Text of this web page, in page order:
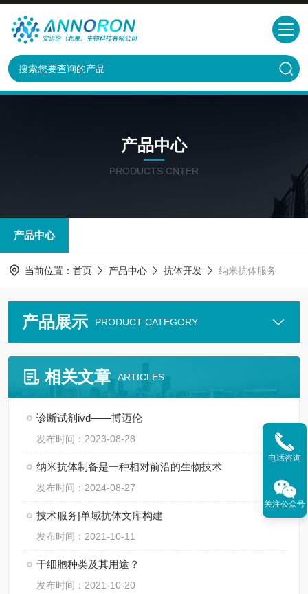
产品中心
PRODUCTS CNTER
产品中心
当前位置： 首页 产品中心 抗体开发 纳米抗体服务
产品展示 PRODUCT CATEGORY
相关文章 ARTICLES
诊断试剂ivd——博迈伦
发布时间：2023-08-28
纳米抗体制备是一种相对前沿的生物技术
发布时间：2024-08-27
技术服务|单域抗体文库构建
发布时间：2021-10-11
干细胞种类及其用途？
发布时间：2021-10-20
电话咨询
关注公众号